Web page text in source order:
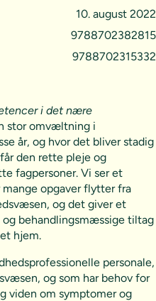
10. august 2022
9788702382815
9788702315332
i det nære
stor omvæltning i
år, og hvor det bliver stadig
den rette pleje og
fagpersoner. Vi ser et
opgaver flytter fra
og det giver et
behandlingsmæssige tiltag
hjem.
personale,
og som har behov for
viden om symptomer og